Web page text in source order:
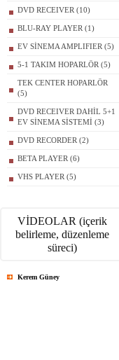
DVD RECEIVER (10)
BLU-RAY PLAYER (1)
EV SİNEMA AMPLIFIER (5)
5-1 TAKIM HOPARLÖR (5)
TEK CENTER HOPARLÖR
(5)
DVD RECEIVER DAHİL 5+1
EV SİNEMA SİSTEMİ (3)
DVD RECORDER (2)
BETA PLAYER (6)
VHS PLAYER (5)
VİDEOLAR (içerik
belirleme, düzenleme
süreci)
Kerem Güney